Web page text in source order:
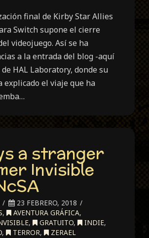
final de Kirby Star Allies
Switch supone el cierre
videojuego. Así se ha
a la entrada del blog -aquí
HAL Laboratory, donde su
explicado el viaje que ha
a stranger
Invisible
23 FEBRERO, 2018
, AVENTURA GRÁFICA,
, GRATUITO, INDIE,
, TERROR, ZERAEL